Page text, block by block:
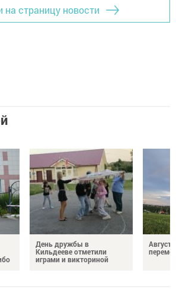
на страницу новости
День дружбы в
Кильдееве отметили
играми и викториной
Август